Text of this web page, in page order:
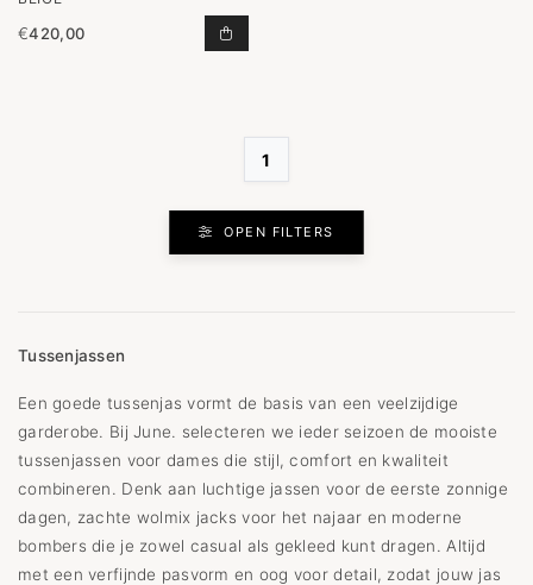
€420,00
1
OPEN FILTERS
Tussenjassen
Een goede tussenjas vormt de basis van een veelzijdige
garderobe. Bij June. selecteren we ieder seizoen de mooiste
tussenjassen voor dames die stijl, comfort en kwaliteit
combineren. Denk aan luchtige jassen voor de eerste zonnige
dagen, zachte wolmix jacks voor het najaar en moderne
bombers die je zowel casual als gekleed kunt dragen. Altijd
met een verfijnde pasvorm en oog voor detail, zodat jouw jas